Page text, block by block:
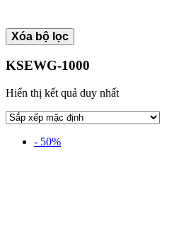
Xóa bộ lọc
KSEWG-1000
Hiển thị kết quả duy nhất
- 50%